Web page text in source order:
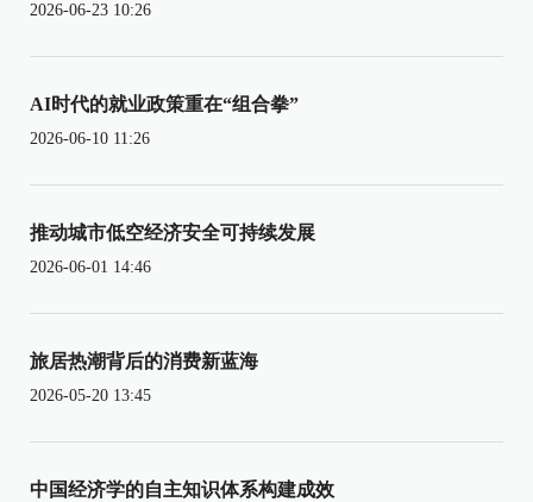
2026-06-23 10:26
AI时代的就业政策重在“组合拳”
2026-06-10 11:26
推动城市低空经济安全可持续发展
2026-06-01 14:46
旅居热潮背后的消费新蓝海
2026-05-20 13:45
中国经济学的自主知识体系构建成效